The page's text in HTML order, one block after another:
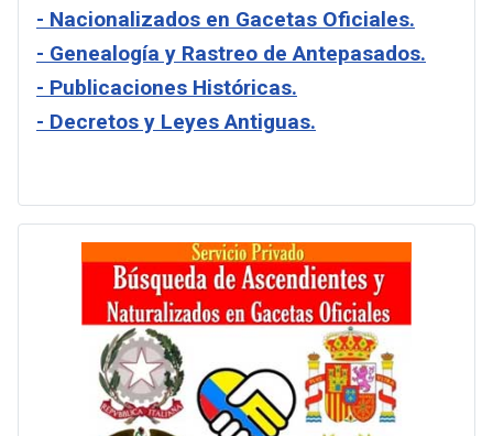
- Nacionalizados en Gacetas Oficiales.
- Genealogía y Rastreo de Antepasados.
- Publicaciones Históricas.
- Decretos y Leyes Antiguas.